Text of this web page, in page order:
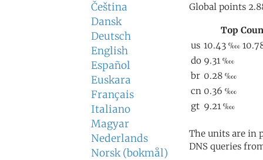
Čeština
Dansk
Deutsch
English
Español
Euskara
Français
Italiano
Magyar
Nederlands
Norsk (bokmål)
The units are in
DNS queries